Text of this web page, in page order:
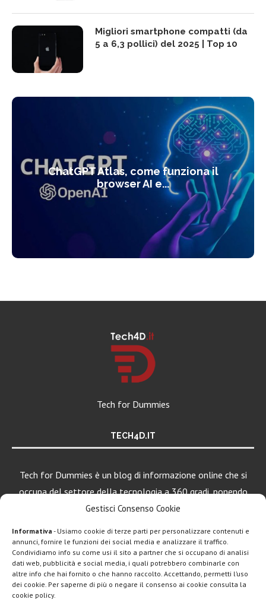
Gestisci Consenso Cookie
Informativa - Usiamo cookie di terze parti per personalizzare contenuti e
annunci, fornire le funzioni dei social media e analizzare il traffico.
Condividiamo info su come usi il sito a partner che si occupano di analisi
dati web, pubblicità e social media, i quali potrebbero combinarle con
altre info che hai fornito o che hanno raccolto. Accettando, permetti l’uso
dei cookie. Per saperne di più o negare il consenso ai cookie consulta la
cookie policy.
Migliori smartphone compatti (da
5 a 6,3 pollici) del 2025 | Top 10
ChatGPT Atlas, come funziona il
browser AI e...
Tech for Dummies
TECH4D.IT
Tech for Dummies è un blog di informazione online che si
occupa del settore della tecnologia a 360 gradi, ponendo
una particolare attenzione al mondo Android, Apple e
LEGGI ANCHE
Apple lancia